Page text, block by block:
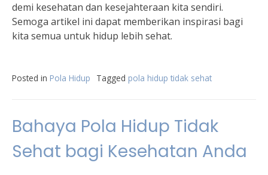
demi kesehatan dan kesejahteraan kita sendiri.
Semoga artikel ini dapat memberikan inspirasi bagi
kita semua untuk hidup lebih sehat.
Posted in Pola Hidup Tagged pola hidup tidak sehat
Bahaya Pola Hidup Tidak
Sehat bagi Kesehatan Anda